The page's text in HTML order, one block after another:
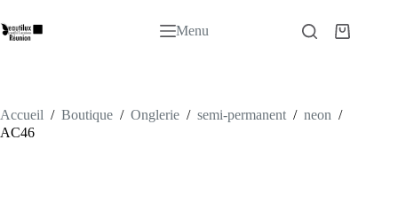
au
contenu
Menu
Panier
Accueil / Boutique / Onglerie / semi-permanent / neon /
AC46